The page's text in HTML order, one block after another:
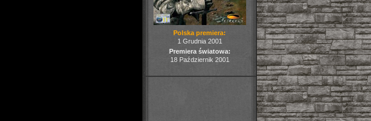
Polska premiera:
1 Grudnia 2001
Premiera światowa:
18 Październik 2001